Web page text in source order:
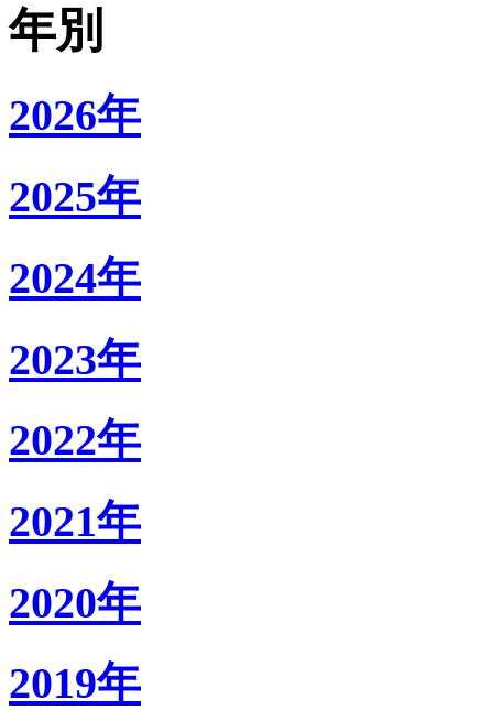
年別
2026年
2025年
2024年
2023年
2022年
2021年
2020年
2019年